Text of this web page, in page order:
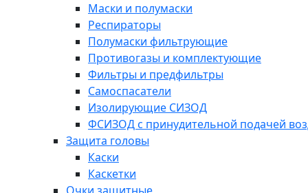
Маски и полумаски
Респираторы
Полумаски фильтрующие
Противогазы и комплектующие
Фильтры и предфильтры
Самоспасатели
Изолирующие СИЗОД
ФСИЗОД с принудительной подачей
Защита головы
Каски
Каскетки